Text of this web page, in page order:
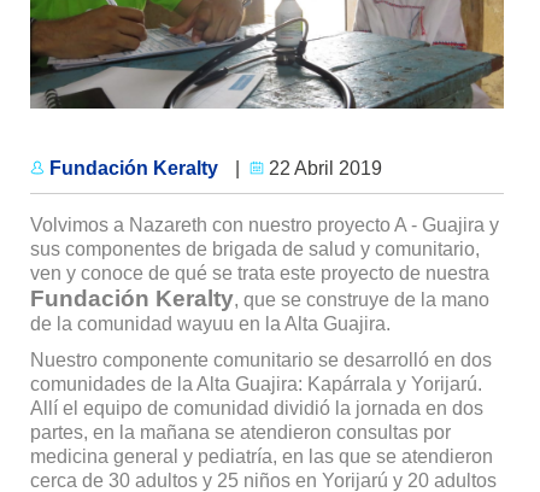
Fundación Keralty 22 Abril 2019
Volvimos a Nazareth con nuestro proyecto A - Guajira y
sus componentes de brigada de salud y comunitario,
ven y conoce de qué se trata este proyecto de nuestra
Fundación Keralty, que se construye de la mano
de la comunidad wayuu en la Alta Guajira.
Nuestro componente comunitario se desarrolló en dos
comunidades de la Alta Guajira: Kapárrala y Yorijarú.
Allí el equipo de comunidad dividió la jornada en dos
partes, en la mañana se atendieron consultas por
medicina general y pediatría, en las que se atendieron
cerca de 30 adultos y 25 niños en Yorijarú y 20 adultos